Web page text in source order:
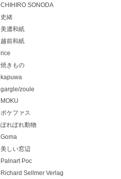
CHIHIRO SONODA
史緒
美濃和紙
越前和紙
rice
焼きもの
kapuwa
gargle/zoule
MOKU
ポケファス
ぽれぽれ動物
Goma
美しい窓辺
Palnart Poc
Richard Sellmer Verlag